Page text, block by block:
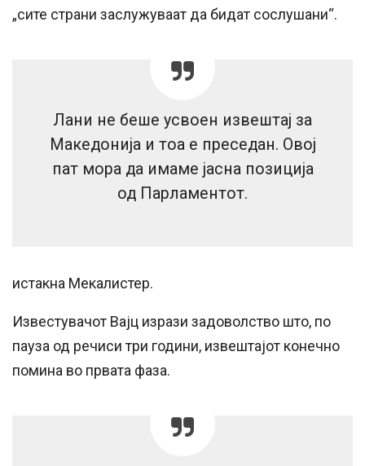
„сите страни заслужуваат да бидат сослушани“.
Лани не беше усвоен извештај за
Македонија и тоа е преседан. Овој
пат мора да имаме јасна позиција
од Парламентот.
истакна Мекалистер.
Известувачот Вајц изрази задоволство што, по
пауза од речиси три години, извештајот конечно
помина во првата фаза.